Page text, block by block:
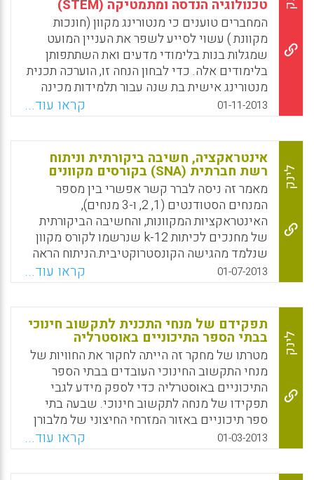
Parker, Michele A. , 2014).
WhatsApp
Facebook
Email
X
טכנולוגיה הנדסה ומתמטיקה (STEM)
המחברים טוענים כי מנטורינג מקוון (חונכות
מקוונת ) עשוי לסייע לשפר את העניין המועט
שמגלות בנות בלימודי מדעים ואת השתתפותן
בלימודים אלה. כדי לבחון הנחה זו, הוערכה תכנית
מנטורינג אישית בת שנה עבור תלמידות מכינה
בגילאי 11 עד 18 שנים. החניכה והמנטורית
מתקשרות זו עם זו ועם המשתתפות האחרות
בתכנית באמצעות שליחת דואר אלקטרוני, ניהול
רב-שיח מקוון (chat) ופורומים. נמצא כי
בהשוואה לקבוצת הביקורת, המשתתפים בקבוצת
הניסוי הראו רמות גדולות יותר של התפתחויות
Heidrun; Duan, Xiaoju; Schirner, Sigrun;
Greindl, Teresa; Ziegler, Albert, 2013).
WhatsApp
Facebook
Email
X
01-11-2013 קראו עוד...
לינק
אינטראקציה, חשיבה ביקורתית וניתוח
רשת חברתית (SNA) בקורסים מקוונים
מאמר זה ניסה לברר קשר אפשרי בין מספר
המנחים הסטודנטים (1, 2, ו-3 מנחים),
האינטראקציות המקוונות, והחשיבה הביקורתית
של מחנכים לכיתות k-12 שנרשמו לקורס מקוון
שנלמד מהגישה הקונסטרוקטיבית.הניתוח הראה
שהתקיים דיון רב יותר כאשר אף סטודנט לא
הנחה מאשר כאשר שלושה סטודנטים הנחו
קבוצה (Joan Thormann, Samuel Gable,
Patricia Seferlis Fidalgo, George Blakeslee,
2013).
WhatsApp
Facebook
Email
X
01-07-2013 קראו עוד...
לינק
תפקידם של מנחי התכנית לתקשוב חינוכי
בבתי הספר התיכוניים באוסטרליה
מטרתו של מחקר זה הייתה לחקור את החוויות של
מנחי התקשוב החינוכי העובדים בבתי הספר
התיכוניים באוסטרליה כדי לספק מידע לגבי
תפקידו של מנחה לתקשוב חינוכי. שבעה בתי
ספר תיכוניים באזור המזרחי החיצוני של מלבורן
באוסטרליה היו מעורבים בפרויקט תקשוב חינוכי
שנמשך שלוש שנים (Skues, J. L., &
Cunningham, E. G. , 2013).
01-03-2013 קראו עוד...